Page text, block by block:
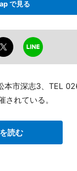
で見る
本市深志3、TEL
れている。
読む